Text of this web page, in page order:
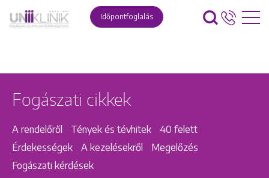
Időpontfoglalás
Fogászati cikkek
A rendelőről Tények és tévhitek
40 felett
Érdekességek
A kezelésekről
Megelőzés
Fogászati kérdések